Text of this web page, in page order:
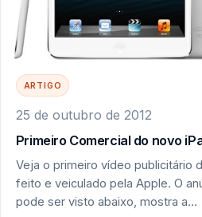
ARTIGO
25 de outubro de 2012
Primeiro Comercial do novo
Veja o primeiro vídeo publicitário
feito e veiculado pela Apple. O
pode ser visto abaixo, mostra a…